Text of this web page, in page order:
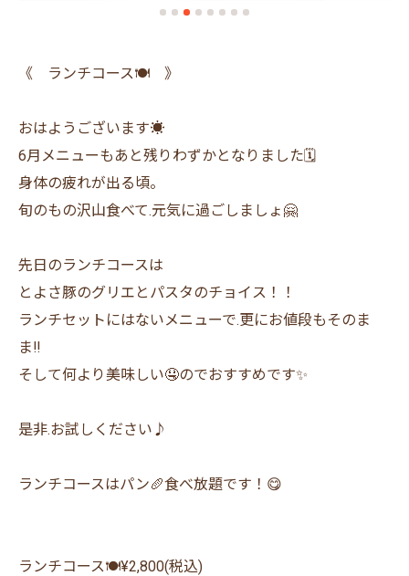
《 ランチコース🍽️ 》
おはようございます☀
6月メニューもあと残りわずかとなりました🗓️
身体の疲れが出る頃。
旬のもの沢山食べて.元気に過ごしましょ🤗
先日のランチコースは
とよさ豚のグリエとパスタのチョイス！！
ランチセットにはないメニューで.更にお値段もそのま
ま‼️
そして何より美味しい🤤のでおすすめです✨
是非.お試しください♪
ランチコースはパン🥖食べ放題です！😋
ランチコース🍽️¥2,800(税込)